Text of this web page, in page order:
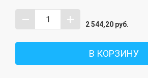
– + 2 544,20 руб.
В КОРЗИНУ